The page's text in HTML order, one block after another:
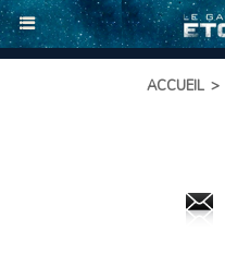
ACCUEIL >